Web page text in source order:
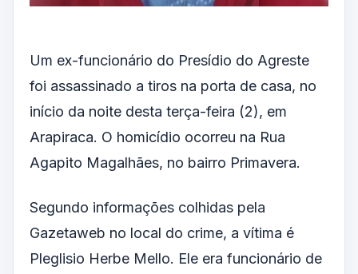
Um ex-funcionário do Presídio do Agreste
foi assassinado a tiros na porta de casa, no
início da noite desta terça-feira (2), em
Arapiraca. O homicídio ocorreu na Rua
Agapito Magalhães, no bairro Primavera.
Segundo informações colhidas pela
Gazetaweb no local do crime, a vítima é
Pleglisio Herbe Mello. Ele era funcionário de